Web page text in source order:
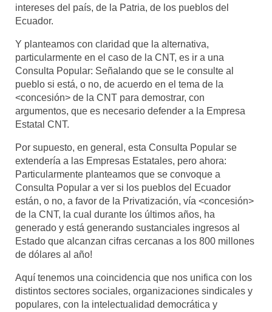
intereses del país, de la Patria, de los pueblos del
Ecuador.
Y planteamos con claridad que la alternativa,
particularmente en el caso de la CNT, es ir a una
Consulta Popular: Señalando que se le consulte al
pueblo si está, o no, de acuerdo en el tema de la
<concesión> de la CNT para demostrar, con
argumentos, que es necesario defender a la Empresa
Estatal CNT.
Por supuesto, en general, esta Consulta Popular se
extendería a las Empresas Estatales, pero ahora:
Particularmente planteamos que se convoque a
Consulta Popular a ver si los pueblos del Ecuador
están, o no, a favor de la Privatización, vía <concesión>
de la CNT, la cual durante los últimos años, ha
generado y está generando sustanciales ingresos al
Estado que alcanzan cifras cercanas a los 800 millones
de dólares al año!
Aquí tenemos una coincidencia que nos unifica con los
distintos sectores sociales, organizaciones sindicales y
populares, con la intelectualidad democrática y